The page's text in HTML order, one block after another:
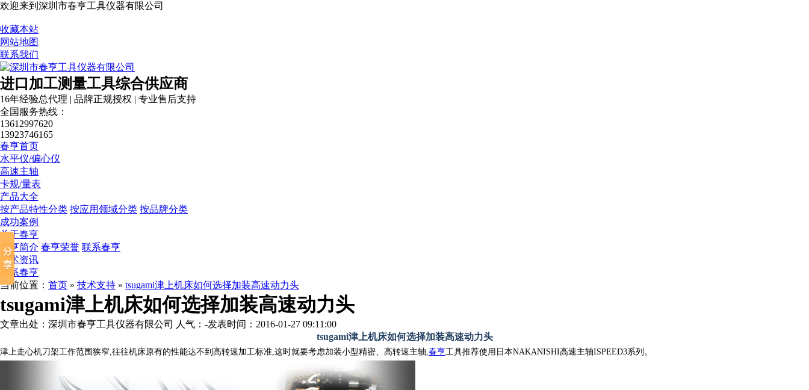
欢迎来到深圳市春亨工具仪器有限公司
收藏本站
网站地图
联系我们
进口加工测量工具综合供应商
16年经验总代理 | 品牌正规授权 | 专业售后支持
全国服务热线：
13612997620
13923746165
春亨首页
水平仪/偏心仪
高速主轴
卡规/量表
产品大全
按产品特性分类 按应用领域分类 按品牌分类
成功案例
关于春亨
春亨简介 春亨荣誉 联系春亨
技术资讯
联系春亨
当前位置： 首页 » 技术支持 » tsugami津上机床如何选择加装高速动力头
tsugami津上机床如何选择加装高速动力头
文章出处：深圳市春亨工具仪器有限公司 人气： -发表时间：2016-01-27 09:11:00
tsugami津上机床如何选择加装高速动力头
津上走心机刀架工作范围狭窄,往往机床原有的性能达不到高转速加工标准,这时就要考虑加装小型精密、高转速主轴,春亨工具推荐使用日本NAKANISHI高速主轴ISPEED3系列。